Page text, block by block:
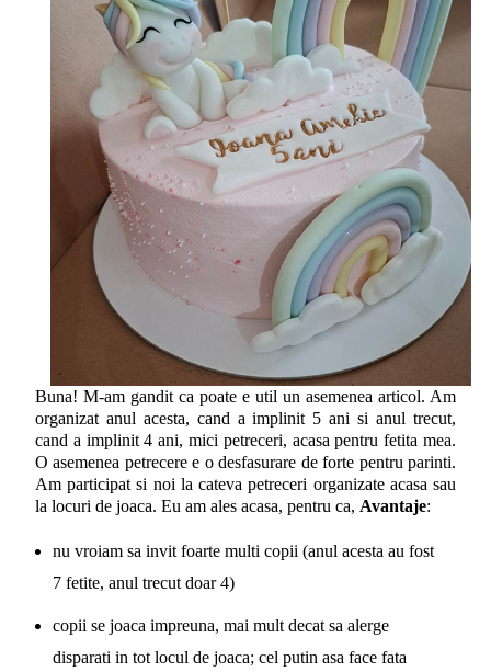
Buna! M-am gandit ca poate e util un asemenea articol. Am
organizat anul acesta, cand a implinit 5 ani si anul trecut,
cand a implinit 4 ani, mici petreceri, acasa pentru fetita mea.
O asemenea petrecere e o desfasurare de forte pentru parinti.
Am participat si noi la cateva petreceri organizate acasa sau
la locuri de joaca. Eu am ales acasa, pentru ca, Avantaje:
nu vroiam sa invit foarte multi copii (anul acesta au fost
7 fetite, anul trecut doar 4)
copii se joaca impreuna, mai mult decat sa alerge
disparati in tot locul de joaca; cel putin asa face fata